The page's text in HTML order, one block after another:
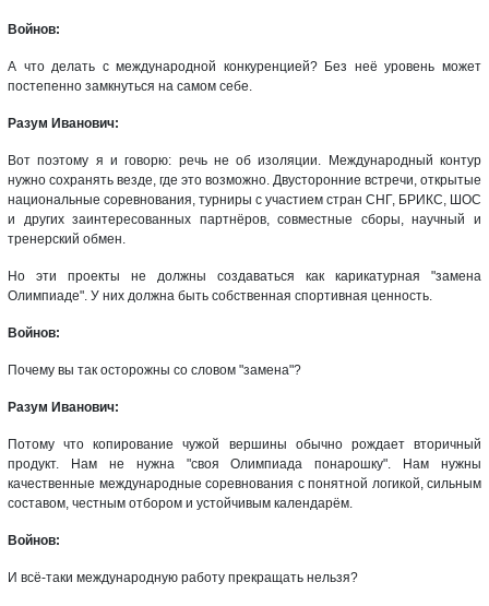
Войнов:
А что делать с международной конкуренцией? Без неё уровень может
постепенно замкнуться на самом себе.
Разум Иванович:
Вот поэтому я и говорю: речь не об изоляции. Международный контур
нужно сохранять везде, где это возможно. Двусторонние встречи, открытые
национальные соревнования, турниры с участием стран СНГ, БРИКС, ШОС
и других заинтересованных партнёров, совместные сборы, научный и
тренерский обмен.
Но эти проекты не должны создаваться как карикатурная "замена
Олимпиаде". У них должна быть собственная спортивная ценность.
Войнов:
Почему вы так осторожны со словом "замена"?
Разум Иванович:
Потому что копирование чужой вершины обычно рождает вторичный
продукт. Нам не нужна "своя Олимпиада понарошку". Нам нужны
качественные международные соревнования с понятной логикой, сильным
составом, честным отбором и устойчивым календарём.
Войнов:
И всё-таки международную работу прекращать нельзя?